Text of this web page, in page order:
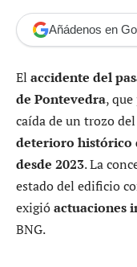
Añádenos en
El accidente del
de Pontevedra,
caída de un trozo
deterioro histórico
desde 2023. La
estado del edificio
exigióactuaciones
BNG.